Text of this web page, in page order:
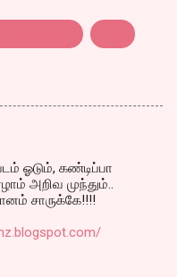
ஓடும், கண்டிப்பா
அறிவ முந்தும்..
சாருக்கே!!!!